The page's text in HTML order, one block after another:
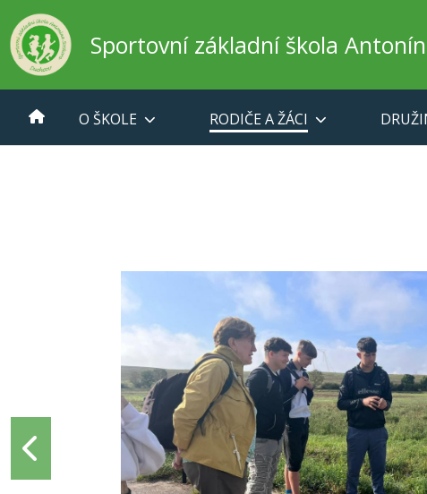
Sportovní základní škola
O ŠKOLE RODIČE A ŽÁCI